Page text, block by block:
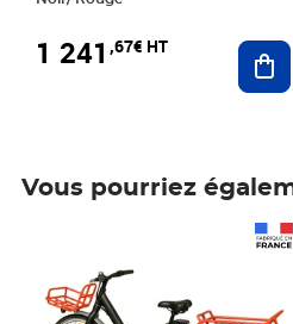
1 241 ,67€ HT
Vous pourriez